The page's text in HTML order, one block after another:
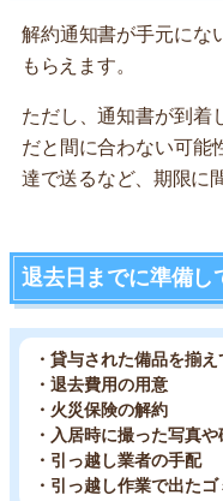
解約通知書が手元にな
もらえます。
ただし、通知書が到着
だと間に合わない可能
達で送るなど、期限に
退去日までに準備し
・貸与された備品を揃え
・退去費用の用意
・火災保険の解約
・入居時に撮った写真
・引っ越し業者の手配
・引っ越し作業で出た